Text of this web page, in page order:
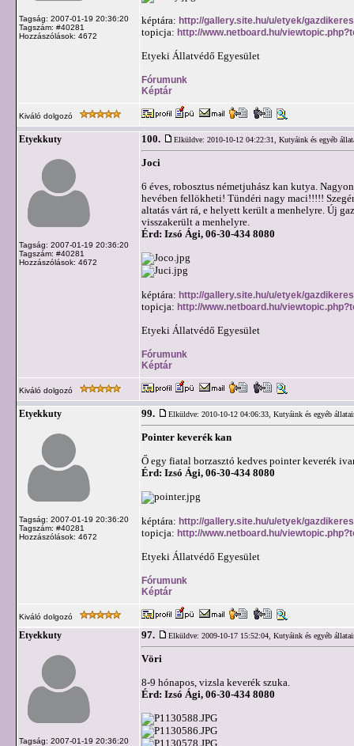
Tagság: 2007-01-19 20:36:20
Tagszám: #40281
Hozzászólások: 4672
képtára: http://gallery.site.hu/u/etyek/
topicja: http://www.netboard.hu/
Etyeki Állatvédő Egyesület
Fórumunk
Képtár
Kiváló dolgozó
Etyekkuty
Tagság: 2007-01-19 20:36:20
Tagszám: #40281
Hozzászólások: 4672
100. Elküldve: 2010-10-12 04:22:31, Kutyáink és egyéb
Joci
6 éves, robosztus németjuhász kan kutya.
hevében fellökheti! Tündéri nagy maci!!!!!
altatás várt rá, e helyett került a menhelyre. Új
visszakerült a menhelyre.
Érd: Izsó Ági, 06-30-434 8080
képtára: http://gallery.site.hu/u/etyek/
topicja: http://www.netboard.hu/
Etyeki Állatvédő Egyesület
Fórumunk
Képtár
Kiváló dolgozó
Etyekkuty
Tagság: 2007-01-19 20:36:20
Tagszám: #40281
Hozzászólások: 4672
99. Elküldve: 2010-10-12 04:06:33, Kutyáink és egyéb
Pointer keverék kan
Ő egy fiatal borzasztó kedves pointer keverék
Érd: Izsó Ági, 06-30-434 8080
képtára: http://gallery.site.hu/u/etyek/
topicja: http://www.netboard.hu/
Etyeki Állatvédő Egyesület
Fórumunk
Képtár
Kiváló dolgozó
Etyekkuty
Tagság: 2007-01-19 20:36:20
97. Elküldve: 2009-10-17 15:52:04, Kutyáink és egyéb
Vöri
8-9 hónapos, vizsla keverék szuka.
Érd: Izsó Ági, 06-30-434 8080